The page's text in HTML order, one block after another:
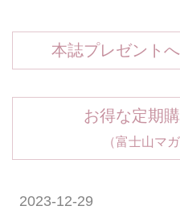
本誌プレゼント
お得な定期
（富士山マガ
2023-12-29